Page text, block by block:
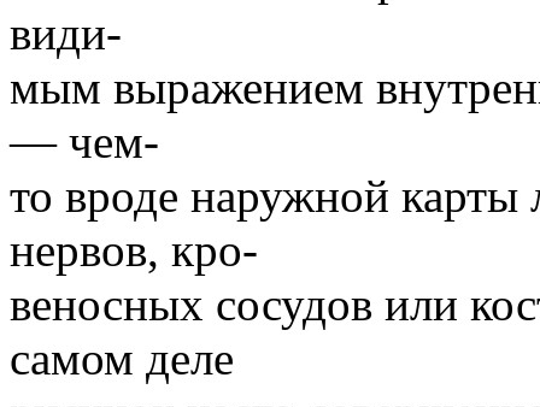
види-
мым выражением
— чем-
то вроде наружной
нервов, кро-
веносных сосудов или
самом деле